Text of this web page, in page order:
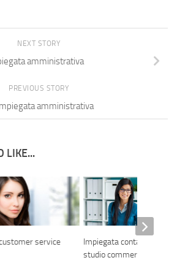
NEXT STORY
amministrativa
PREVIOUS STORY
amministrativa
LIKE...
service
Impiegata contabile
studio commerciale